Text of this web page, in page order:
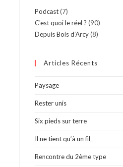
Podcast(7)
C'est quoi le réel ? (90)
Depuis Bois d’Arcy(8)
Articles Récents
Paysage
Rester unis
Six pieds sur terre
Il ne tient qu’à un fil_
Rencontre du 2ème type